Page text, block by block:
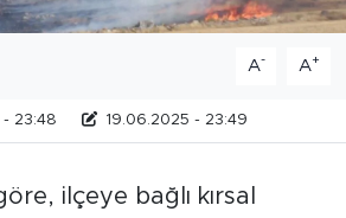
A- A+
- 23:48 19.06.2025 - 23:49
ilçeye bağlı kırsal